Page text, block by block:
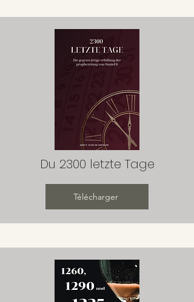
Du 2300 letzte Tage
Télécharger